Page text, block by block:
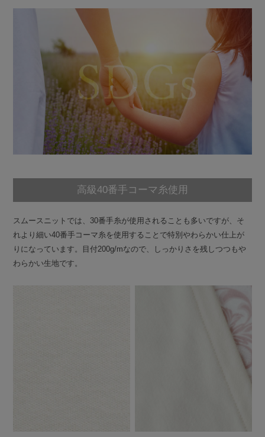
高級40番手コーマ糸使用
スムースニットでは、30番手糸が使用されることも多いですが、そ
れより細い40番手コーマ糸を使用することで特別やわらかい仕上が
りになっています。目付200g/mなので、しっかりさを残しつつもや
わらかい生地です。